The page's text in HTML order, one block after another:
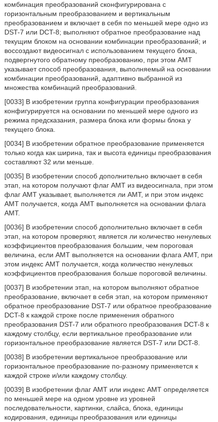
комбинация преобразований сконфигурирована с
горизонтальным преобразованием и вертикальным
преобразованием и включает в себя по меньшей мере одно из
DST-7 или DCT-8; выполняют обратное преобразование над
текущим блоком на основании комбинации преобразований; и
воссоздают видеосигнал с использованием текущего блока,
подвергнутого обратному преобразованию, при этом AMT
указывает способ преобразования, выполняемый на основании
комбинации преобразований, адаптивно выбранной из
множества комбинаций преобразований.
[0033] В изобретении группа конфигурации преобразования
конфигурируется на основании по меньшей мере одного из
режима предсказания, размера блока или формы блока у
текущего блока.
[0034] В изобретении обратное преобразование применяется
только когда как ширина, так и высота единицы преобразования
составляют 32 или меньше.
[0035] В изобретении способ дополнительно включает в себя
этап, на котором получают флаг AMT из видеосигнала, при этом
флаг AMT указывает, выполняется ли AMT, и при этом индекс
AMT получается, когда AMT выполняется на основании флага
AMT.
[0036] В изобретении способ дополнительно включает в себя
этап, на котором проверяют, является ли количество ненулевых
коэффициентов преобразования большим, чем пороговая
величина, если AMT выполняется на основании флага AMT, при
этом индекс AMT получается, когда количество ненулевых
коэффициентов преобразования больше пороговой величины.
[0037] В изобретении этап, на котором выполняют обратное
преобразование, включает в себя этап, на котором применяют
обратное преобразование DST-7 или обратное преобразование
DCT-8 к каждой строке после применения обратного
преобразования DST-7 или обратного преобразования DCT-8 к
каждому столбцу, если вертикальное преобразование или
горизонтальное преобразование является DST-7 или DCT-8.
[0038] В изобретении вертикальное преобразование или
горизонтальное преобразование по-разному применяется к
каждой строке и/или каждому столбцу.
[0039] В изобретении флаг AMT или индекс AMT определяется
по меньшей мере на одном уровне из уровней
последовательности, картинки, слайса, блока, единицы
кодирования, единицы преобразования или единицы